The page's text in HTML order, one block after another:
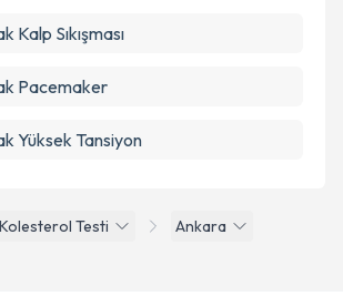
Testi
Ankara
Kalp Sıkışması
Pacemaker
Yüksek Tansiyon